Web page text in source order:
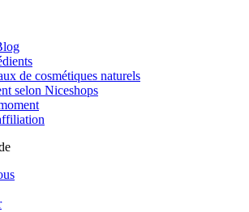
de cosmétiques naturels
selon Niceshops